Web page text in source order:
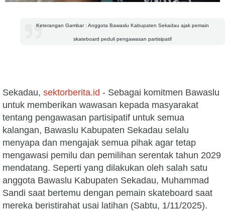
Keterangan Gambar : Anggota Bawaslu Kabupaten Sekadau ajak pemain
skateboard peduli pengawasan partisipatif
Sekadau, sektorberita.id - Sebagai komitmen Bawaslu
untuk memberikan wawasan kepada masyarakat
tentang pengawasan partisipatif untuk semua
kalangan, Bawaslu Kabupaten Sekadau selalu
menyapa dan mengajak semua pihak agar tetap
mengawasi pemilu dan pemilihan serentak tahun 2029
mendatang. Seperti yang dilakukan oleh salah satu
anggota Bawaslu Kabupaten Sekadau, Muhammad
Sandi saat bertemu dengan pemain skateboard saat
mereka beristirahat usai latihan (Sabtu, 1/11/2025).